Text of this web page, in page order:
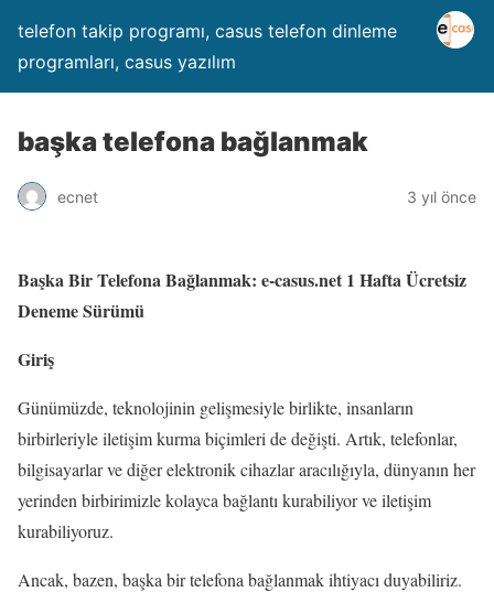
telefon takip programı, casus telefon dinleme
programları, casus yazılım
başka telefona bağlanmak
ecnet 3 yıl önce
Başka Bir Telefona Bağlanmak: e-casus.net 1 Hafta Ücretsiz
Deneme Sürümü
Giriş
Günümüzde, teknolojinin gelişmesiyle birlikte, insanların
birbirleriyle iletişim kurma biçimleri de değişti. Artık, telefonlar,
bilgisayarlar ve diğer elektronik cihazlar aracılığıyla, dünyanın her
yerinden birbirimizle kolayca bağlantı kurabiliyor ve iletişim
kurabiliyoruz.
Ancak, bazen, başka bir telefona bağlanmak ihtiyacı duyabiliriz.